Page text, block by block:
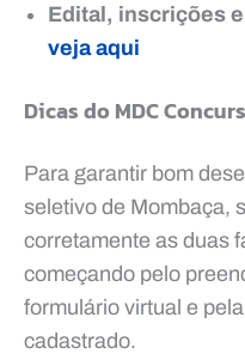
Edital, inscrições
veja aqui
Dicas do MDC
Para garantir bom
seletivo de Mombaça,
corretamente as duas
começando pelo
formulário virtual e
cadastrado.